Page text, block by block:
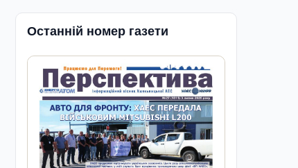
Останній номер газети